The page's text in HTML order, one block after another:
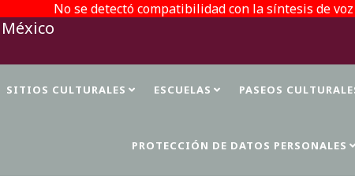
No se detectó compatibilidad con la síntesis de voz
SITIOS CULTURALES ESCUELAS PASEOS
PROTECCIÓN DE DATOS PERSONALES